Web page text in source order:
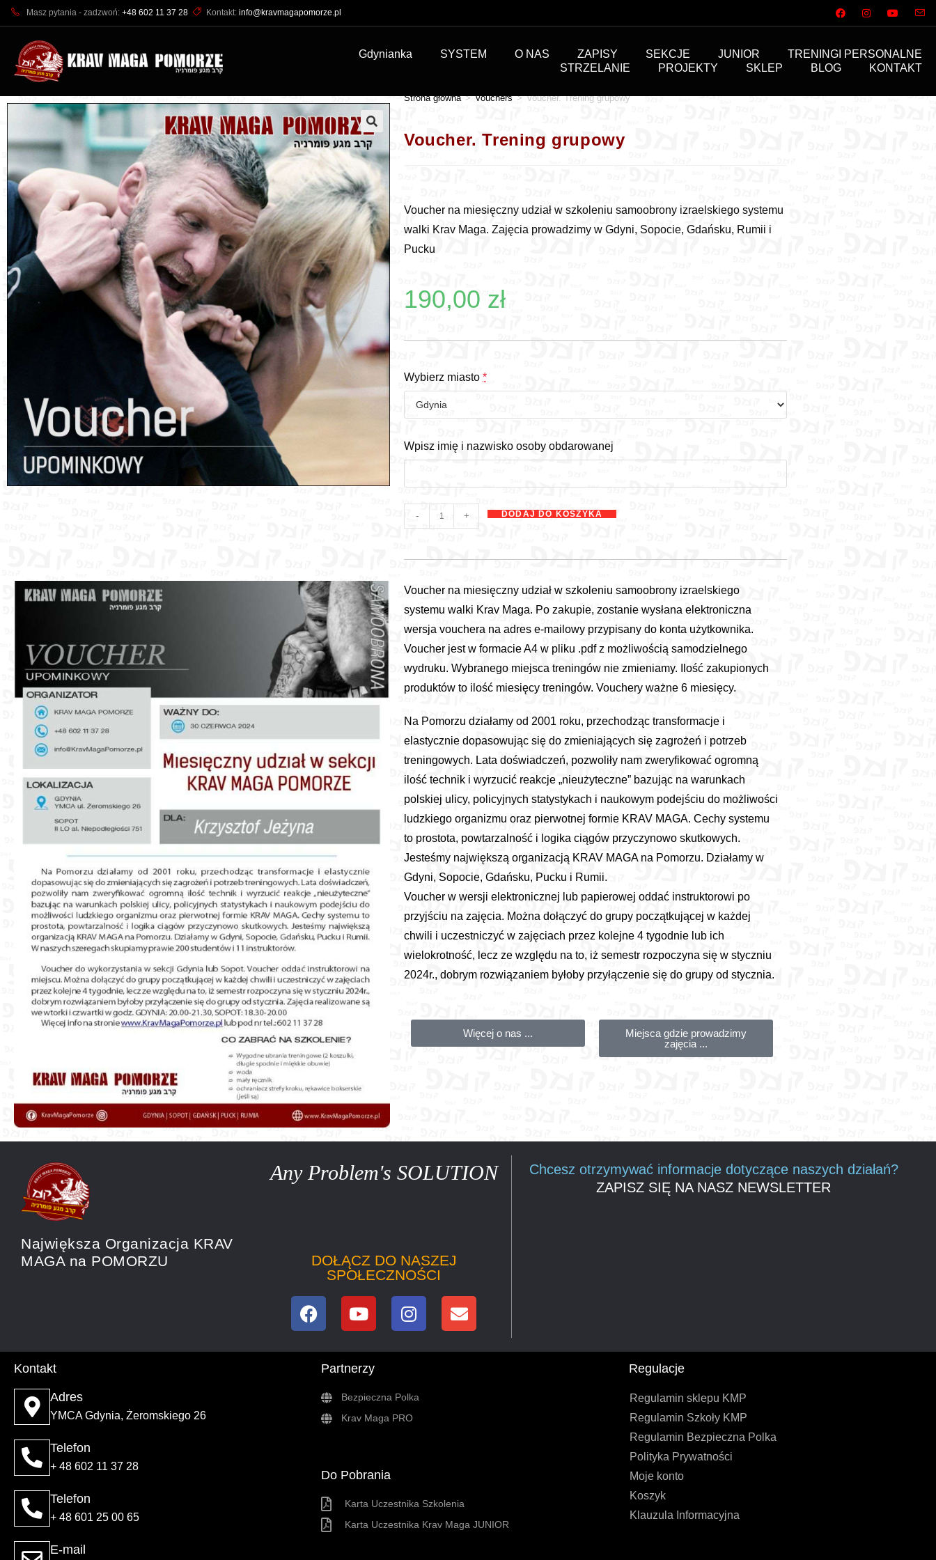
Masz pytania - zadzwoń: +48 602 11 37 28 Kontakt: info@kravmagapomorze.pl
Gdynianka SYSTEM O NAS ZAPISY SEKCJE JUNIOR
TRENINGI PERSONALNE
STRZELANIE
PROJEKTY SKLEP BLOG KONTAKT
🔍
Strona główna > Vouchers > Voucher. Trening grupowy
Voucher. Trening grupowy
Voucher na miesięczny udział w szkoleniu samoobrony izraelskiego systemu
walki Krav Maga. Zajęcia prowadzimy w Gdyni, Sopocie, Gdańsku, Rumii i
Pucku
190,00 zł
Wybierz miasto *
Wpisz imię i nazwisko osoby obdarowanej
- + DODAJ DO KOSZYKA
Voucher na miesięczny udział w szkoleniu samoobrony izraelskiego
systemu walki Krav Maga. Po zakupie, zostanie wysłana elektroniczna
wersja vouchera na adres e-mailowy przypisany do konta użytkownika.
Voucher jest w formacie A4 w pliku .pdf z możliwością samodzielnego
wydruku. Wybranego miejsca treningów nie zmieniamy. Ilość zakupionych
produktów to ilość miesięcy treningów. Vouchery ważne 6 miesięcy.
Na Pomorzu działamy od 2001 roku, przechodząc transformacje i
elastycznie dopasowując się do zmieniających się zagrożeń i potrzeb
treningowych. Lata doświadczeń, pozwoliły nam zweryfikować ogromną
ilość technik i wyrzucić reakcje „nieużyteczne” bazując na warunkach
polskiej ulicy, policyjnych statystykach i naukowym podejściu do możliwości
ludzkiego organizmu oraz pierwotnej formie KRAV MAGA. Cechy systemu
to prostota, powtarzalność i logika ciągów przyczynowo skutkowych.
Jesteśmy największą organizacją KRAV MAGA na Pomorzu. Działamy w
Gdyni, Sopocie, Gdańsku, Pucku i Rumii.
Voucher w wersji elektronicznej lub papierowej oddać instruktorowi po
przyjściu na zajęcia. Można dołączyć do grupy początkującej w każdej
chwili i uczestniczyć w zajęciach przez kolejne 4 tygodnie lub ich
wielokrotność, lecz ze względu na to, iż semestr rozpoczyna się w styczniu
2024r., dobrym rozwiązaniem byłoby przyłączenie się do grupy od stycznia.
Więcej o nas ...
Miejsca gdzie prowadzimy
zajęcia ...
Największa Organizacja KRAV
MAGA na POMORZU
Any Problem's SOLUTION
DOŁĄCZ DO NASZEJ
SPOŁECZNOŚCI
Chcesz otrzymywać informacje dotyczące naszych działań?
ZAPISZ SIĘ NA NASZ NEWSLETTER
Kontakt
Adres
YMCA Gdynia, Żeromskiego 26
Telefon
+ 48 602 11 37 28
Telefon
+ 48 601 25 00 65
E-mail
Partnerzy
Bezpieczna Polka
Krav Maga PRO
Do Pobrania
Karta Uczestnika Szkolenia
Karta Uczestnika Krav Maga JUNIOR
Regulacje
Regulamin sklepu KMP
Regulamin Szkoły KMP
Regulamin Bezpieczna Polka
Polityka Prywatności
Moje konto
Koszyk
Klauzula Informacyjna